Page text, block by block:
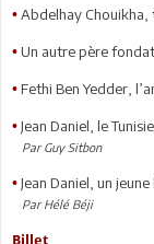
• Abdelhay Chouikha,
• Un autre père
• Fethi Ben Yedder,
• Jean Daniel, le
Par Guy Sitbon
• Jean Daniel, un
Par Hélé Béji
Billet